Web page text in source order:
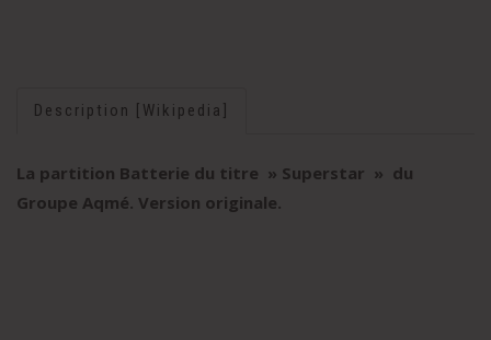
Description [Wikipedia]
La partition Batterie du titre » Superstar » du
Groupe Aqmé. Version originale.